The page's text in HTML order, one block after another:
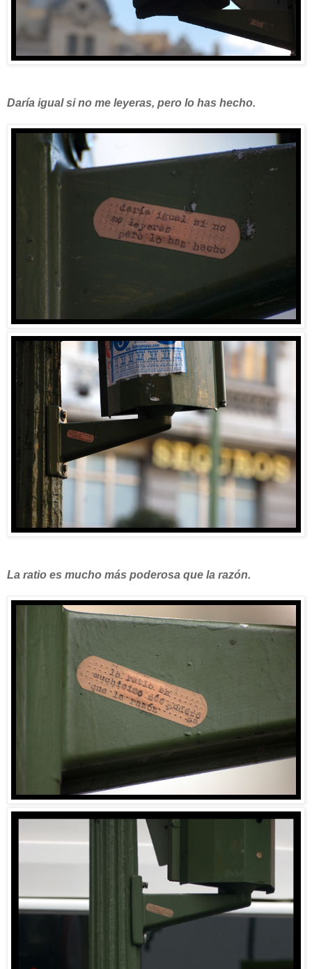
Daría igual si no me leyeras, pero lo has hecho.
La ratio es mucho más poderosa que la razón.